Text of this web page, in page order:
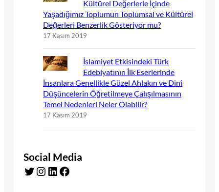
Kültürel Değerlerle İçinde
Yaşadığımız Toplumun Toplumsal ve Kültürel
Değerleri Benzerlik Gösteriyor mu?
17 Kasım 2019
İslamiyet Etkisindeki Türk
Edebiyatının İlk Eserlerinde
İnsanlara Genellikle Güzel Ahlakın ve Dinî
Düşüncelerin Öğretilmeye Çalışılmasının
Temel Nedenleri Neler Olabilir?
17 Kasım 2019
Social Media
Twitter Instagram LinkedIn Facebook